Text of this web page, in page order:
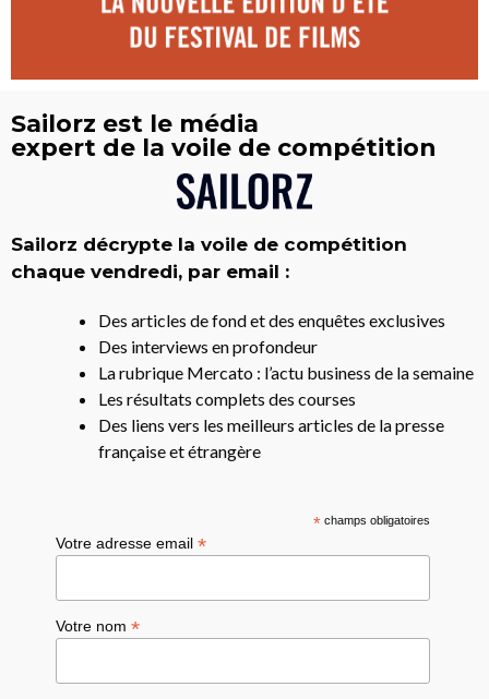
Sailorz est le média
expert de la voile de compétition
Sailorz décrypte la voile de compétition
chaque vendredi, par email :
Des articles de fond et des enquêtes exclusives
Des interviews en profondeur
La rubrique Mercato : l’actu business de la semaine
Les résultats complets des courses
Des liens vers les meilleurs articles de la presse
française et étrangère
*champs obligatoires
Votre adresse email*
Votre nom*